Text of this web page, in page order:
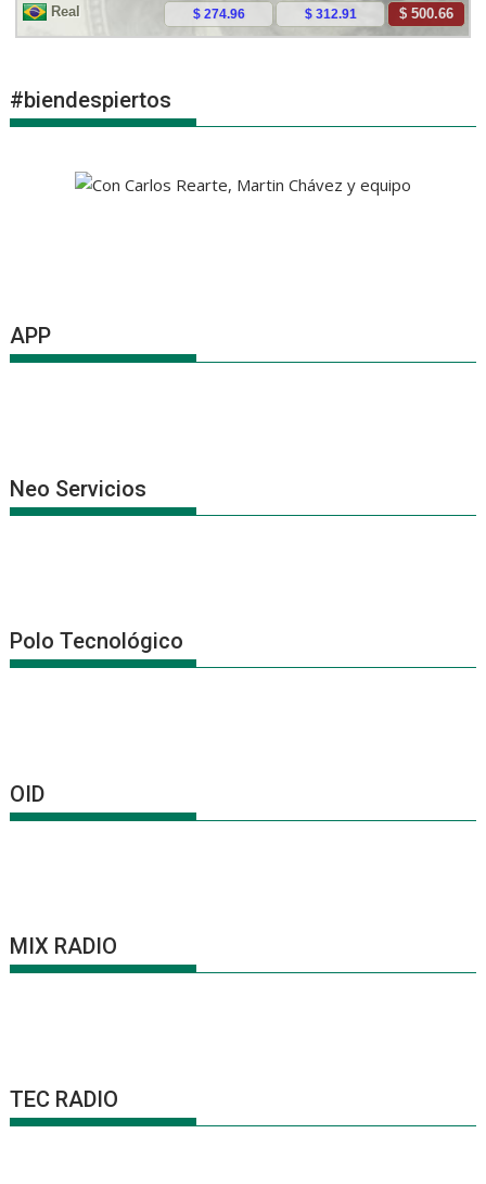
#biendespiertos
APP
Neo Servicios
Polo Tecnológico
OID
MIX RADIO
TEC RADIO